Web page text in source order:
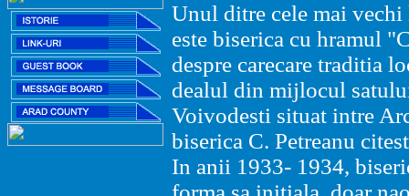
Unul ditre cele mai
este biserica cu hramul
despre carecare traditia
dealul din mijlocul
Voivodesti situat intre
biserica C. Petreanu
In anii 1933- 1934,